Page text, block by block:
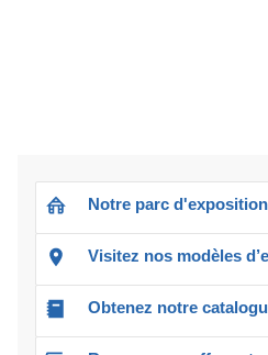
Notre parc
Visitez nos modèles
Obtenez notre